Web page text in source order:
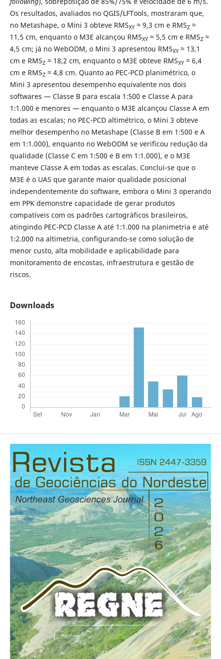
Os resultados, avaliados no QGIS/LFTools, mostraram que,
no Metashape, o Mini 3 obteve RMSXY≈ 9,3 cm e RMSZ≈
11,5 cm, enquanto o M3E alcançou RMSXY≈ 5,5 cm e RMSZ≈
4,5 cm; já no WebODM, o Mini 3 apresentou RMSXY≈ 13,1
cm e RMSZ≈ 18,2 cm, enquanto o M3E obteve RMSXY≈ 6,4
cm e RMSZ≈ 4,8 cm. Quanto ao PEC-PCD planimétrico, o
Mini 3 apresentou desempenho equivalente nos dois
softwares — Classe B para escala 1:500 e Classe A para
1:1.000 e menores — enquanto o M3E alcançou Classe A em
todas as escalas; no PEC-PCD altimétrico, o Mini 3 obteve
melhor desempenho no Metashape (Classe B em 1:500 e A
em 1:1.000), enquanto no WebODM se verificou redução da
qualidade (Classe C em 1:500 e B em 1:1.000), e o M3E
manteve Classe A em todas as escalas. Conclui-se que o
M3E é o UAS que garante maior qualidade posicional
independentemente do software, embora o Mini 3 operando
em PPK demonstre capacidade de gerar produtos
compatíveis com os padrões cartográficos brasileiros,
atingindo PEC-PCD Classe A até 1:1.000 na planimetria e até
1:2.000 na altimetria, configurando-se como solução de
menor custo, alta mobilidade e aplicabilidade para
monitoramento de encostas, infraestrutura e gestão de
riscos.
Downloads